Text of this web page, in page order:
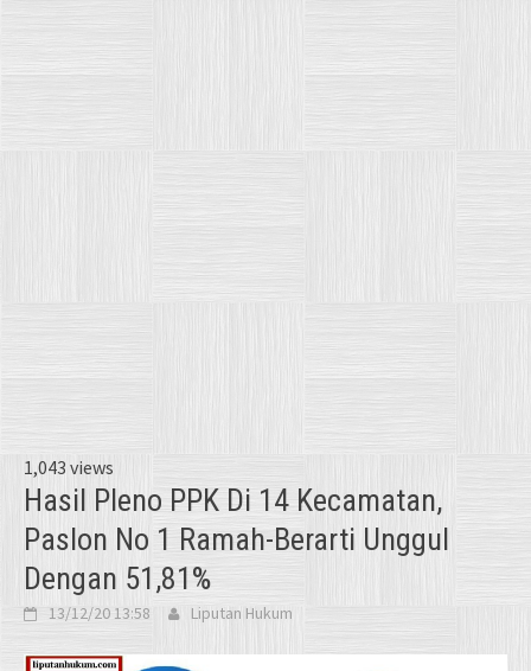
1,043 views
Hasil Pleno PPK Di 14 Kecamatan,
Paslon No 1 Ramah-Berarti Unggul
Dengan 51,81%
13/12/20 13:58 Liputan Hukum